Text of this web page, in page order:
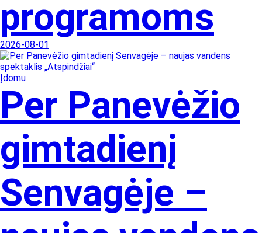
programoms
2026-08-01
Įdomu
Per Panevėžio
gimtadienį
Senvagėje –